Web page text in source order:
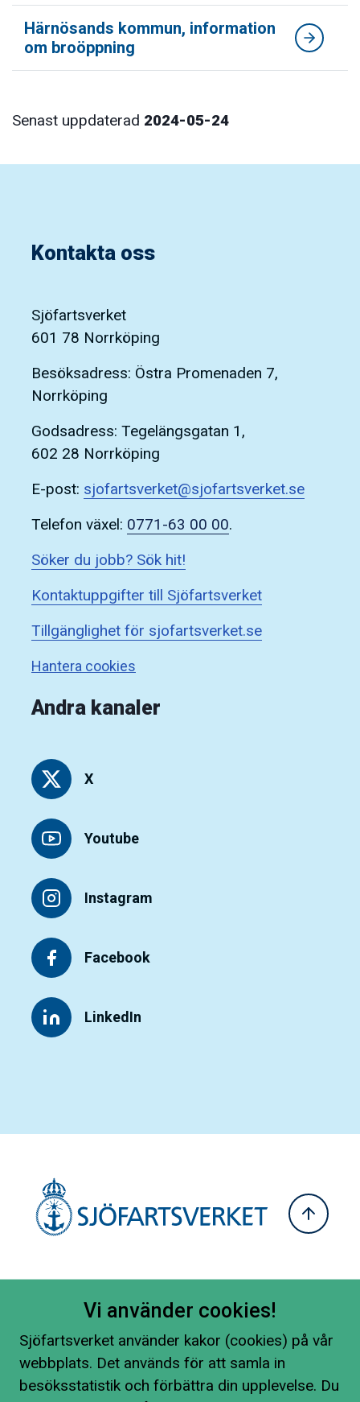
Härnösands kommun, information
om broöppning
Senast uppdaterad 2024-05-24
Kontakta oss
Sjöfartsverket
601 78 Norrköping
Besöksadress: Östra Promenaden 7,
Norrköping
Godsadress: Tegelängsgatan 1,
602 28 Norrköping
E-post: sjofartsverket@sjofartsverket.se
Telefon växel: 0771-63 00 00.
Söker du jobb? Sök hit!
Kontaktuppgifter till Sjöfartsverket
Tillgänglighet för sjofartsverket.se
Hantera cookies
Andra kanaler
X
Youtube
Instagram
Facebook
LinkedIn
Vi använder cookies!
Sjöfartsverket använder kakor (cookies) på vår
webbplats. Det används för att samla in
besöksstatistik och förbättra din upplevelse. Du